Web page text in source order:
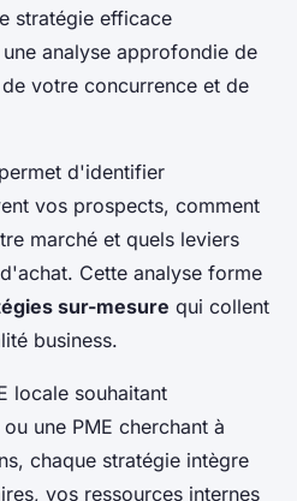
stratégie efficace
analyse approfondie de
votre concurrence et de
d'identifier
vos prospects, comment
marché et quels leviers
Cette analyse forme
sur-mesure qui collent
business.
locale souhaitant
une PME cherchant à
chaque stratégie intègre
vos ressources internes